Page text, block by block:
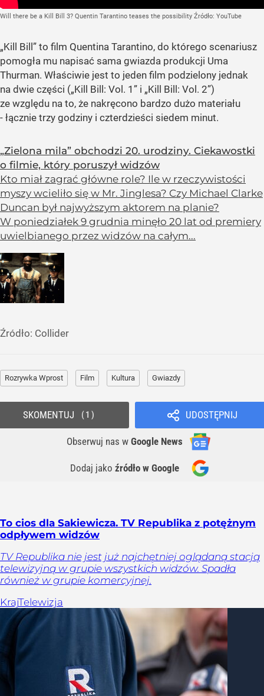
Will there be a Kill Bill 3? Quentin Tarantino teases the possibility Źródło: YouTube
„Kill Bill” to film Quentina Tarantino, do którego scenariusz
pomogła mu napisać sama gwiazda produkcji Uma
Thurman. Właściwie jest to jeden film podzielony jednak
na dwie części („Kill Bill: Vol. 1” i „Kill Bill: Vol. 2”)
ze względu na to, że nakręcono bardzo dużo materiału
- łącznie trzy godziny i czterdzieści siedem minut.
„Zielona mila” obchodzi 20. urodziny. Ciekawostki
o filmie, który poruszył widzów
Kto miał zagrać główne role? Ile w rzeczywistości
myszy wcieliło się w Mr. Jinglesa? Czy Michael Clarke
Duncan był najwyższym aktorem na planie?
W poniedziałek 9 grudnia minęło 20 lat od premiery
uwielbianego przez widzów na całym...
Źródło: Collider
Rozrywka Wprost Film Kultura Gwiazdy
UDOSTĘPNIJ
Obserwuj nas w Google News
Dodaj jako źródło w Google
SKOMENTUJ 1
To cios dla Sakiewicza. TV Republika z potężnym
odpływem widzów
TV Republika nie jest już najchętniej oglądaną stacją
telewizyjną w grupie wszystkich widzów. Spadła
również w grupie komercyjnej.
KrajTelewizja